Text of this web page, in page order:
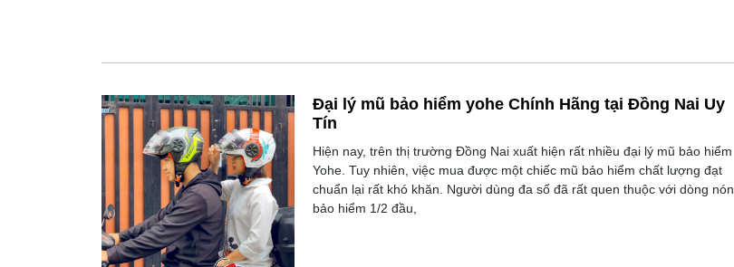
Đại lý mũ bảo hiểm yohe Chính Hãng tại Đồng Nai Uy
Tín
Hiện nay, trên thị trường Đồng Nai xuất hiện rất nhiều đại lý mũ bảo hiểm
Yohe. Tuy nhiên, việc mua được một chiếc mũ bảo hiểm chất lượng đạt
chuẩn lại rất khó khăn. Người dùng đa số đã rất quen thuộc với dòng nón
bảo hiểm 1/2 đầu,